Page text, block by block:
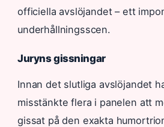
officiella avslöjandet – ett
underhållningsscen.
Juryns gissningar
Innan det slutliga avslöjandet
misstänkte flera i panelen att
gissat på den exakta